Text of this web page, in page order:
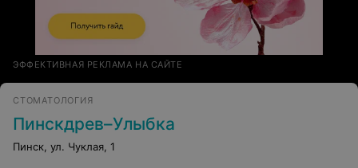
ЭФФЕКТИВНАЯ РЕКЛАМА НА САЙТЕ
СТОМАТОЛОГИЯ
Пинскдрев–Улыбка
Пинск, ул. Чуклая, 1